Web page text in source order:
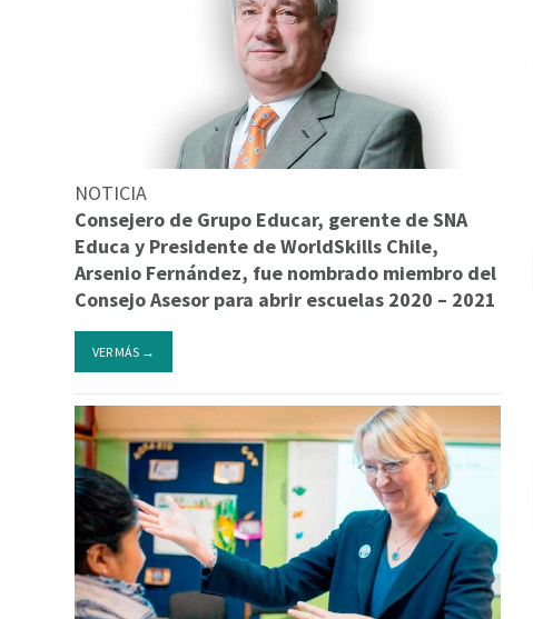
NOTICIA
Consejero de Grupo Educar, gerente de SNA
Educa y Presidente de WorldSkills Chile,
Arsenio Fernández, fue nombrado miembro del
Consejo Asesor para abrir escuelas 2020 – 2021
VER MÁS →